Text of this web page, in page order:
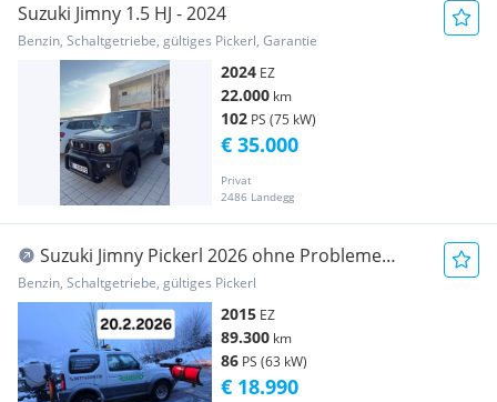
Suzuki Jimny 1.5 HJ - 2024
Benzin, Schaltgetriebe, gültiges Pickerl, Garantie
2024 EZ
22.000 km
102 PS (75 kW)
Privat
2486 Landegg
€ 35.000
Suzuki Jimny Pickerl 2026 ohne Probleme
bekom. kein Rost usw.
Benzin, Schaltgetriebe, gültiges Pickerl
2015 EZ
89.300 km
86 PS (63 kW)
€ 18.990